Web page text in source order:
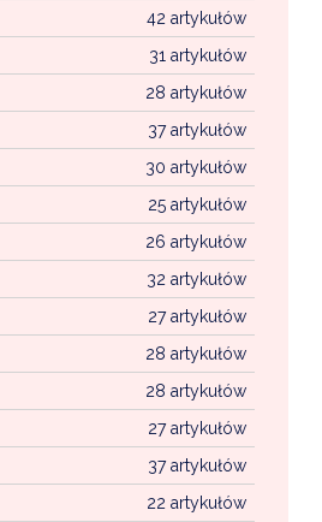
42 artykułów
31 artykułów
28 artykułów
37 artykułów
30 artykułów
25 artykułów
26 artykułów
32 artykułów
27 artykułów
28 artykułów
28 artykułów
27 artykułów
37 artykułów
22 artykułów